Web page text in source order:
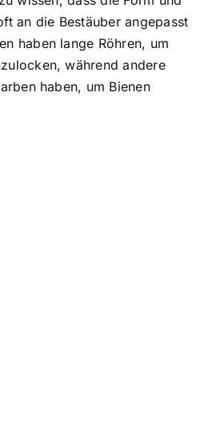
an die Bestäuber angepasst
haben lange Röhren, um
während andere
haben, um Bienen